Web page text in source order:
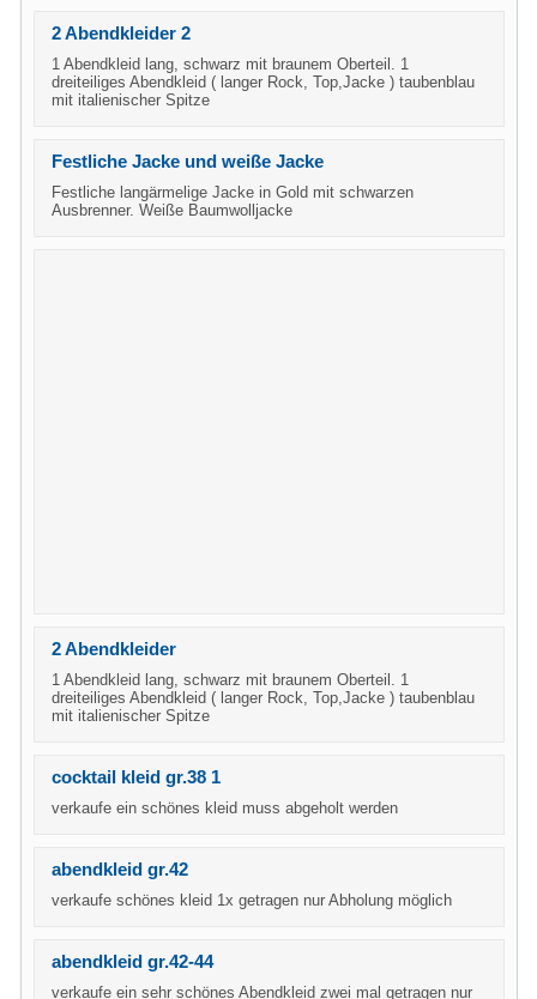
2 Abendkleider 2
1 Abendkleid lang, schwarz mit braunem Oberteil. 1
dreiteiliges Abendkleid ( langer Rock, Top,Jacke ) taubenblau
mit italienischer Spitze
Festliche Jacke und weiße Jacke
Festliche langärmelige Jacke in Gold mit schwarzen
Ausbrenner. Weiße Baumwolljacke
2 Abendkleider
1 Abendkleid lang, schwarz mit braunem Oberteil. 1
dreiteiliges Abendkleid ( langer Rock, Top,Jacke ) taubenblau
mit italienischer Spitze
cocktail kleid gr.38 1
verkaufe ein schönes kleid muss abgeholt werden
abendkleid gr.42
verkaufe schönes kleid 1x getragen nur Abholung möglich
abendkleid gr.42-44
verkaufe ein sehr schönes Abendkleid zwei mal getragen nur